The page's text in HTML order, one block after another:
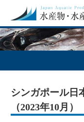
シンガポール日
（2023年10月）